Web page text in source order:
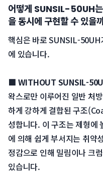
어떻게 SUNSIL-50UH는
을 동시에 구현할 수 있을
핵심은 바로 SUNSIL-50UH
에 있습니다.
■ WITHOUT SUNSIL-
왁스로만 이루어진 일반 처
하게 강하게 결합된 구조
성합니다. 이 구조는 제형에
에 의해 쉽게 부서지는 취약
정감으로 인해 밀림이나 크
있습니다.